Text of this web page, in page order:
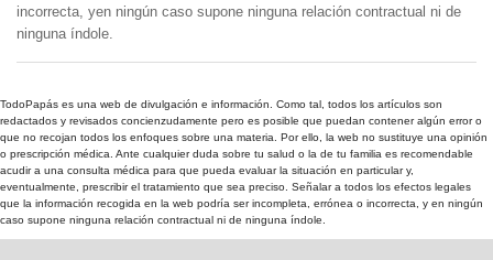
incorrecta, yen ningún caso supone ninguna relación contractual ni de
ninguna índole.
TodoPapás es una web de divulgación e información. Como tal, todos los artículos son
redactados y revisados concienzudamente pero es posible que puedan contener algún error o
que no recojan todos los enfoques sobre una materia. Por ello, la web no sustituye una opinión
o prescripción médica. Ante cualquier duda sobre tu salud o la de tu familia es recomendable
acudir a una consulta médica para que pueda evaluar la situación en particular y,
eventualmente, prescribir el tratamiento que sea preciso. Señalar a todos los efectos legales
que la información recogida en la web podría ser incompleta, errónea o incorrecta, y en ningún
caso supone ninguna relación contractual ni de ninguna índole.